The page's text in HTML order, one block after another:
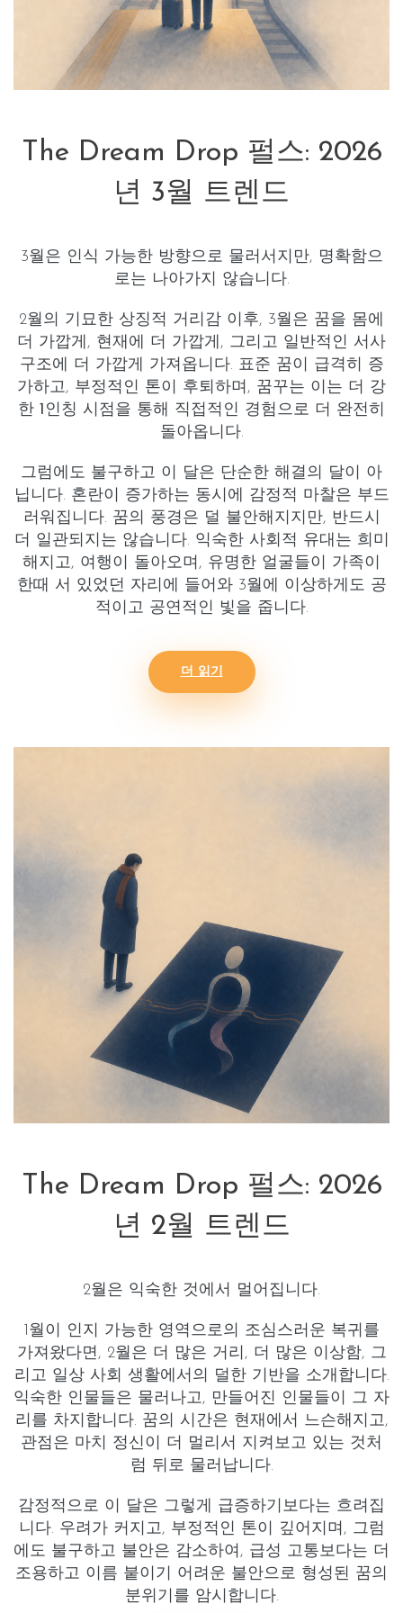
The Dream Drop 펄스: 2026
년 3월 트렌드
3월은 인식 가능한 방향으로 물러서지만, 명확함으
로는 나아가지 않습니다.
2월의 기묘한 상징적 거리감 이후, 3월은 꿈을 몸에
더 가깝게, 현재에 더 가깝게, 그리고 일반적인 서사
구조에 더 가깝게 가져옵니다. 표준 꿈이 급격히 증
가하고, 부정적인 톤이 후퇴 하며, 꿈꾸는 이는 더 강
한 1인칭 시점을 통해 직접적인 경험으로 더 완전히
돌아옵니다.
그럼에도 불구하고 이 달은 단순한 해결의 달이 아
닙니다. 혼란이 증가하는 동시에 감정적 마찰은 부드
러워집니다. 꿈의 풍경은 덜 불안해지지만, 반드시
더 일관되지는 않습니다. 익숙한 사회적 유대는 희미
해지고, 여행이 돌아오며, 유명한 얼굴들이 가족이
한때 서 있었던 자리에 들어와 3월에 이상하게도 공
적이고 공연적인 빛을 줍니다.
더 읽기
The Dream Drop 펄스: 2026
년 2월 트렌드
2월은 익숙한 것에서 멀어집니다.
1월이 인지 가능한 영역으로의 조심스러운 복귀를
가져왔다면, 2월은 더 많은 거리 , 더 많은 이상함, 그
리고 일상 사회 생활에서의 덜한 기반을 소개합니다.
익숙한 인물들은 물러나고, 만들어진 인물들이 그 자
리를 차지합니다. 꿈의 시간은 현재에서 느슨해지고,
관점은 마치 정신이 더 멀리서 지켜보고 있는 것처
럼 뒤로 물러납니다.
감정적으로 이 달은 그렇게 급증하기보다는 흐려집
니다. 우려가 커지고, 부정적인 톤이 깊어지며 , 그럼
에도 불구하고 불안은 감소하여, 급성 고통보다는 더
조용하고 이름 붙이기 어려운 불안으로 형성된 꿈의
분위기를 암시합니다.